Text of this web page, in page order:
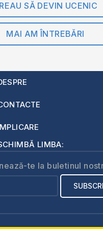
SĂ DEVIN UCENIC
MAI AM ÎNTREBĂRI
LIMBA:
te la buletinul